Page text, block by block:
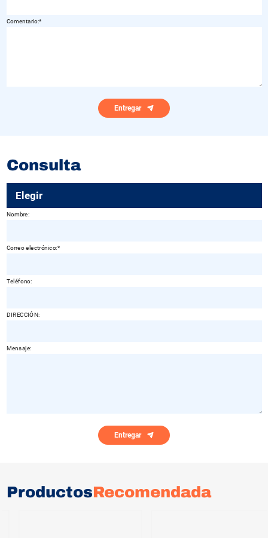
Comentario:
Entregar
Consulta
Elegir
Nombre:
Correo electrónico:
Teléfono:
DIRECCIÓN:
Mensaje:
Entregar
ProductosRecomendada